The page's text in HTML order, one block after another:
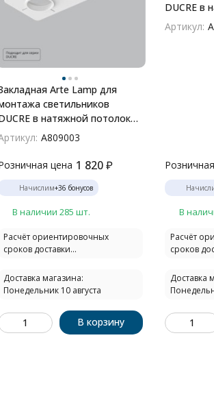
Arte Lamp для
светильников
в натяжной потолок
A809003 A809003
цена 1 820 ₽
Начислим+36 бонусов
В наличии 285 шт.
Расчёт ориентировочных
сроков доставки...
Доставка магазина:
Понедельник 10 августа
В корзину
DUCRE в
A809002
Артикул:
В
Расчёт
сроков
Доставка